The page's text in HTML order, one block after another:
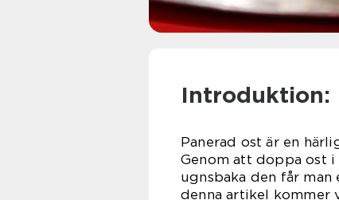
Introduktion:
Panerad ost är en
Genom att doppa ost
ugnsbaka den får
denna artikel kommer